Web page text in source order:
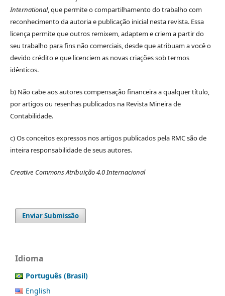
International, que permite o compartilhamento do trabalho com
reconhecimento da autoria e publicação inicial nesta revista. Essa
licença permite que outros remixem, adaptem e criem a partir do
seu trabalho para fins não comerciais, desde que atribuam a você o
devido crédito e que licenciem as novas criações sob termos
idênticos.
b) Não cabe aos autores compensação financeira a qualquer título,
por artigos ou resenhas publicados na Revista Mineira de
Contabilidade.
c) Os conceitos expressos nos artigos publicados pela RMC são de
inteira responsabilidade de seus autores.
Creative Commons Atribuição 4.0 Internacional
Enviar Submissão
Idioma
Português (Brasil)
English